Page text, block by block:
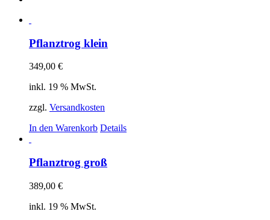
Pflanztrog klein
349,00 €
inkl. 19 % MwSt.
zzgl. Versandkosten
In den Warenkorb Details
Pflanztrog groß
389,00 €
inkl. 19 % MwSt.